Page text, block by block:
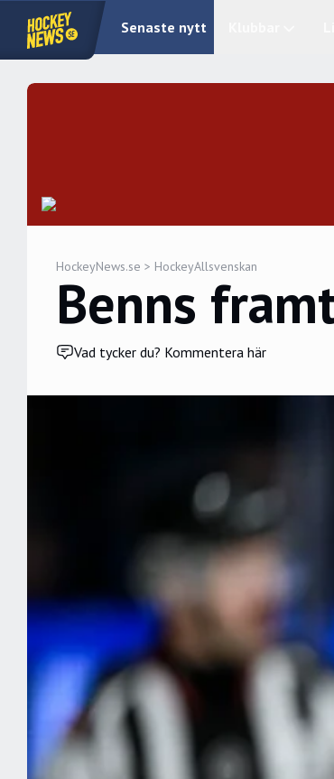
Senaste nytt
HockeyNews.se > HockeyAllsvenskan
Benns
Vad tycker du? Kommentera här